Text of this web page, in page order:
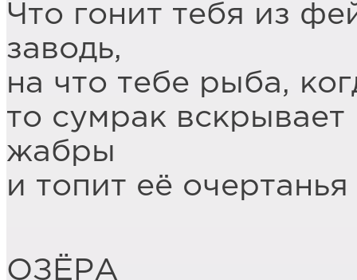
Что гонит тебя из
заводь,
на что тебе рыба,
то сумрак
жабры
и топит её
ОЗЁРА